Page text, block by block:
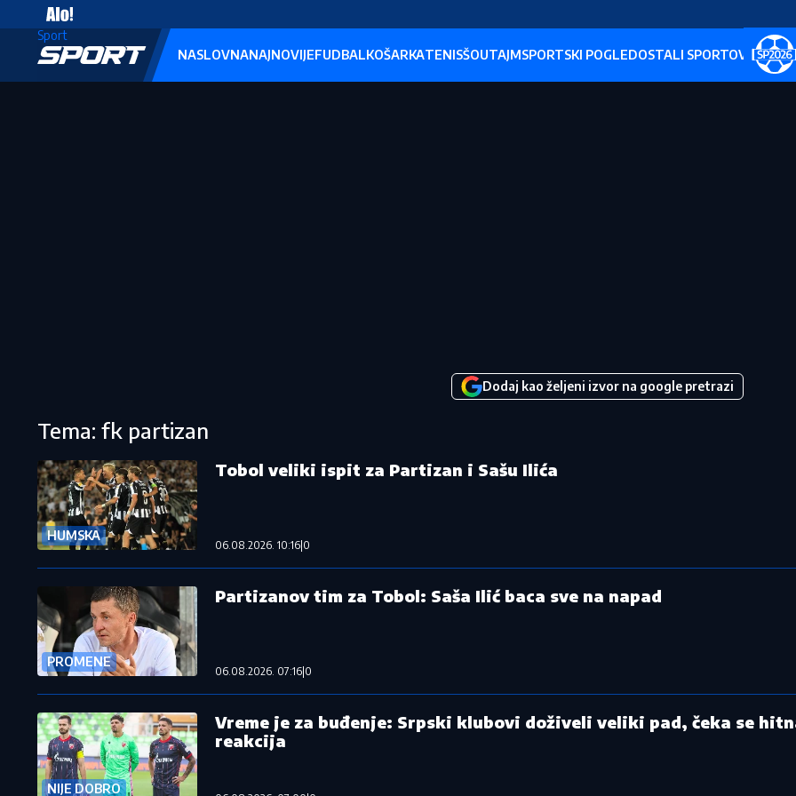
Sport
NASLOVNANAJNOVIJEFUDBALKOŠARKATENISŠOUTAJMSPORTSKI POGLEDOSTALI SPORTOVI
Dodaj kao željeni izvor na google pretrazi
Tema: fk partizan
HUMSKA
Tobol veliki ispit za Partizan i Sašu Ilića
06.08.2026. 10:16 0
PROMENE
Partizanov tim za Tobol: Saša Ilić baca sve na napad
06.08.2026. 07:16 0
NIJE DOBRO
Vreme je za buđenje: Srpski klubovi doživeli veliki pad, čeka se
reakcija